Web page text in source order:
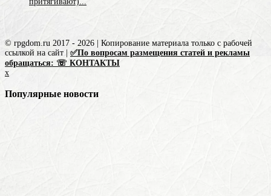
© rpgdom.ru 2017 - 2026 | Копирование материала только с рабочей
ссылкой на сайт | ✅По вопросам размещения статей и рекламы
обращаться: ☏ КОНТАКТЫ
x
Популярные новости